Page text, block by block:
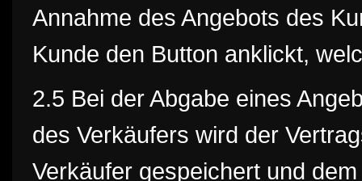
Annahme des Angebots des
Kunde den Button anklickt,
2.5 Bei der Abgabe eines
des Verkäufers wird der
Verkäufer gespeichert und